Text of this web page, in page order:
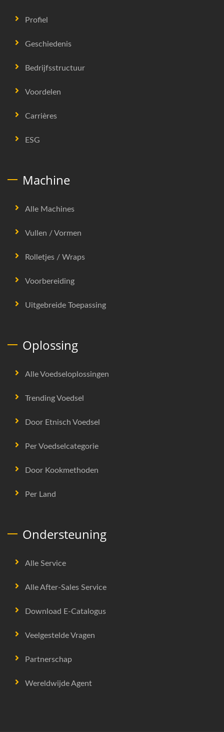
Profiel
Geschiedenis
Bedrijfsstructuur
Voordelen
Carrières
ESG
Machine
Alle Machines
Vullen / Vormen
Rolletjes / Wraps
Voorbereiding
Uitgebreide Toepassing
Oplossing
Alle Voedseloplossingen
Trending Voedsel
Door Etnisch Voedsel
Per Voedselcategorie
Door Kookmethoden
Per Land
Ondersteuning
Alle Service
Alle After-Sales Service
Download E-Catalogus
Veelgestelde Vragen
Partnerschap
Wereldwijde Agent